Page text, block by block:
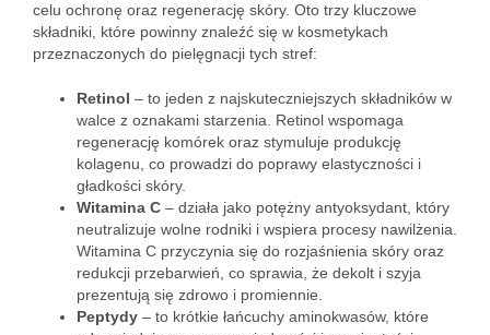
celu ochronę oraz regenerację skóry. Oto trzy kluczowe
składniki, które powinny znaleźć się w kosmetykach
przeznaczonych do pielęgnacji tych stref:
Retinol – to jeden z najskuteczniejszych składników w
walce z oznakami starzenia. Retinol wspomaga
regenerację komórek oraz stymuluje produkcję
kolagenu, co prowadzi do poprawy elastyczności i
gładkości skóry.
Witamina C – działa jako potężny antyoksydant, który
neutralizuje wolne rodniki i wspiera procesy nawilżenia.
Witamina C przyczynia się do rozjaśnienia skóry oraz
redukcji przebarwień, co sprawia, że dekolt i szyja
prezentują się zdrowo i promiennie.
Peptydy – to krótkie łańcuchy aminokwasów, które